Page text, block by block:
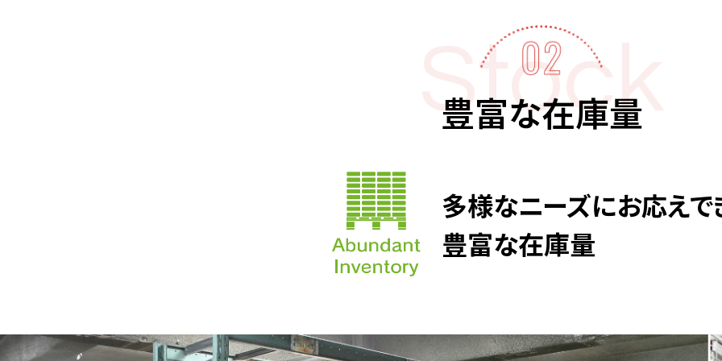
Stock
豊富な在庫量
多様なニーズにお応えで
豊富な在庫量